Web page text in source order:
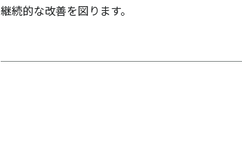
継続的な改善を図ります。